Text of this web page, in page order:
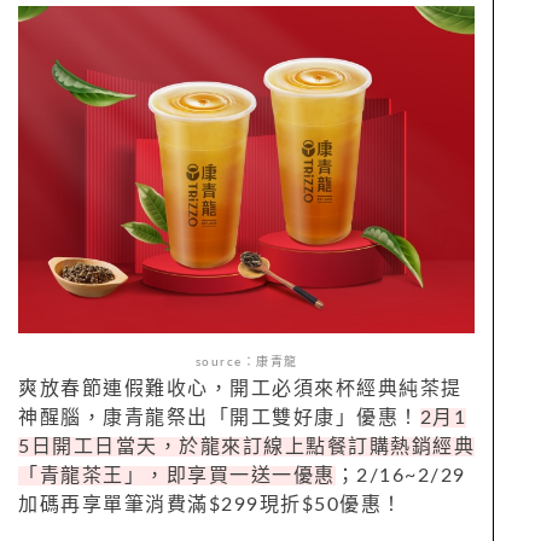
source：康青龍
爽放春節連假難收心，開工必須來杯經典純茶提
神醒腦，康青龍祭出「開工雙好康」優惠！ 2 月 1
5 日開工日當天，於龍來訂線上點餐訂購熱銷經典
「青龍茶王」，即享買一送一優惠
； 2/16~2/29
加碼再享單筆消費滿 $299現折$50優惠！